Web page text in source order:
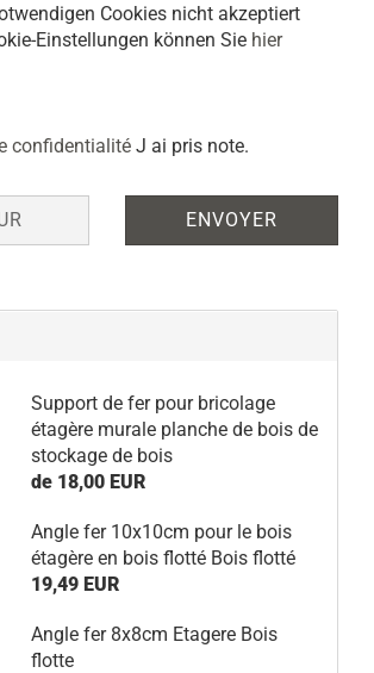
Cookies nicht akzeptiert
Einstellungen können Sie hier
confidentialité J ai pris note.
ENVOYER
Support de fer pour bricolage
étagère murale planche de bois de
stockage de bois
de 18,00 EUR
Angle fer 10x10cm pour le bois
étagère en bois flotté Bois flotté
19,49 EUR
Angle fer 8x8cm Etagere Bois
flotte